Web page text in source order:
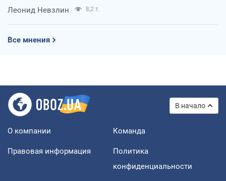
Леонид Невзлин 8,2 т.
Все мнения
В начало
О компании Команда
Правовая информация
Политика
конфиденциальности